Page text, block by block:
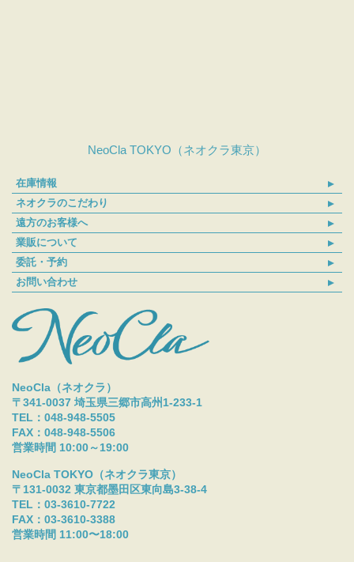
NeoCla TOKYO（ネオクラ東京）
在庫情報
ネオクラのこだわり
遠方のお客様へ
業販について
委託・予約
お問い合わせ
NeoCla（ネオクラ）
〒341-0037 埼玉県三郷市高州1-233-1
TEL：048-948-5505
FAX：048-948-5506
営業時間 10:00～19:00
NeoCla TOKYO（ネオクラ東京）
〒131-0032 東京都墨田区東向島3-38-4
TEL：03-3610-7722
FAX：03-3610-3388
営業時間 11:00〜18:00